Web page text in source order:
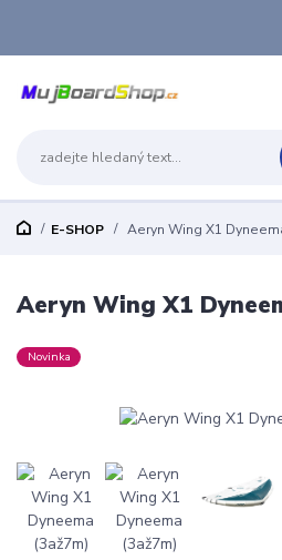
E-SHOP Aeryn Wing X1
Aeryn Wing X1
Novinka